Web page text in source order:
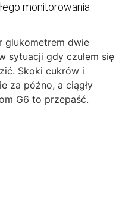
monitorowania
glukometrem dwie
sytuacji gdy czułem się
Skoki cukrów i
za późno, a ciągły
G6 to przepaść.